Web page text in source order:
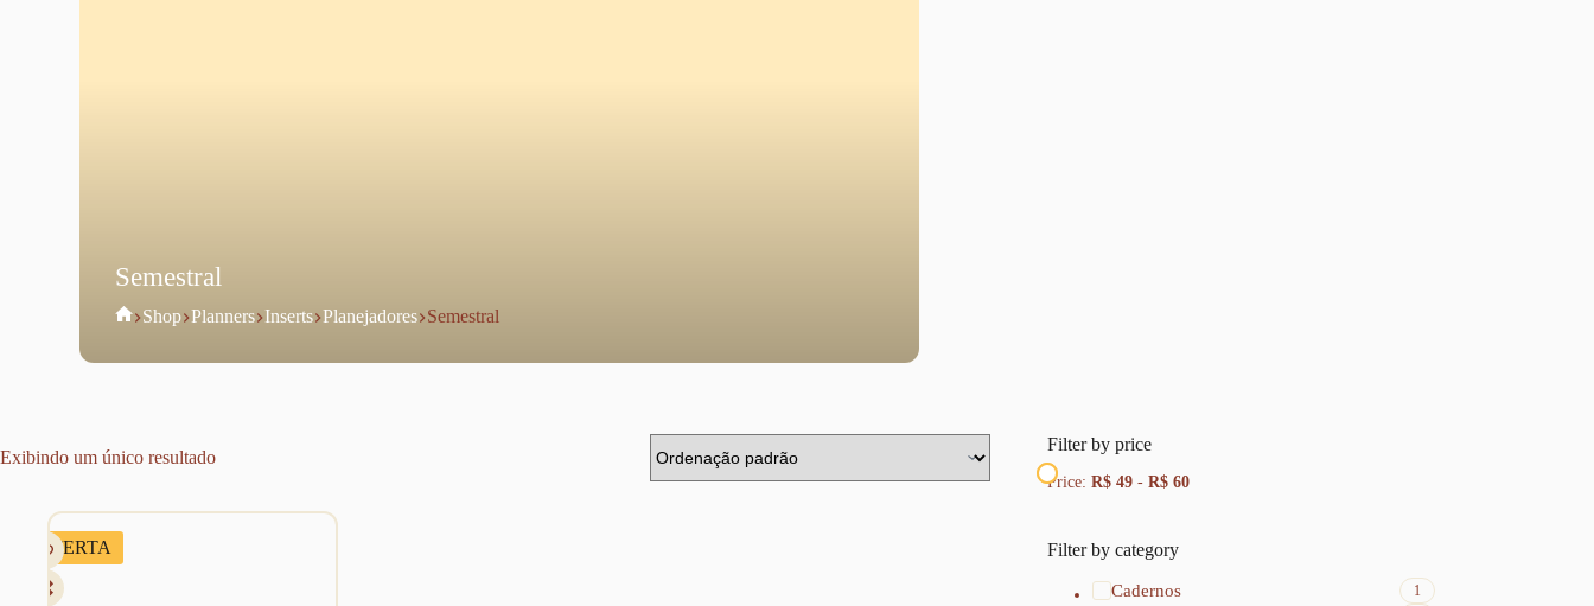
Semestral
Home
Shop Planners Inserts Planejadores Semestral
Exibindo um único resultado
OFERTA
Filter by price
Price:R$ 49 -R$ 60
Filter by category
Cadernos 1